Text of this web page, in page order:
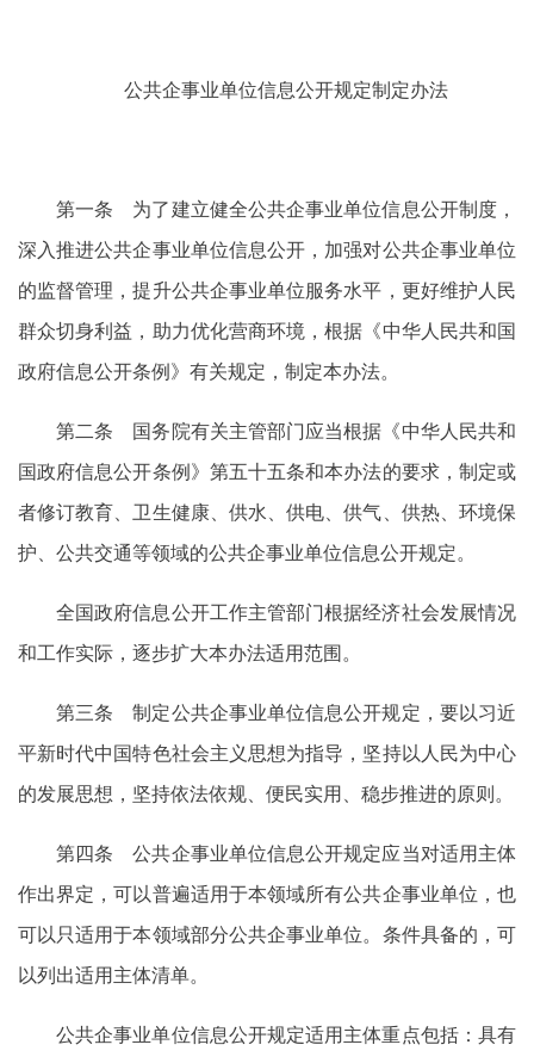
公共企事业单位信息公开规定制定办法
第一条 为了建立健全公共企事业单位信息公开制度，
深入推进公共企事业单位信息公开，加强对公共企事业单位
的监督管理，提升公共企事业单位服务水平，更好维护人民
群众切身利益，助力优化营商环境，根据《中华人民共和国
政府信息公开条例》有关规定，制定本办法。
第二条 国务院有关主管部门应当根据《中华人民共和
国政府信息公开条例》第五十五条和本办法的要求，制定或
者修订教育、卫生健康、供水、供电、供气、供热、环境保
护、公共交通等领域的公共企事业单位信息公开规定。
全国政府信息公开工作主管部门根据经济社会发展情况
和工作实际，逐步扩大本办法适用范围。
第三条 制定公共企事业单位信息公开规定，要以习近
平新时代中国特色社会主义思想为指导，坚持以人民为中心
的发展思想，坚持依法依规、便民实用、稳步推进的原则。
第四条 公共企事业单位信息公开规定应当对适用主体
作出界定，可以普遍适用于本领域所有公共企事业单位，也
可以只适用于本领域部分公共企事业单位。条件具备的，可
以列出适用主体清单。
公共企事业单位信息公开规定适用主体重点包括：具有